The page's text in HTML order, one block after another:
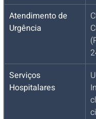
Atendimento de
Urgência
Serviços
Hospitalares